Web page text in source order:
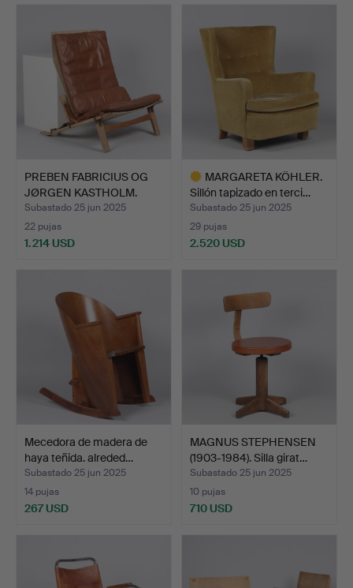
PREBEN FABRICIUS OG
JØRGEN KASTHOLM.
Silló…
Subastado 25 jun 2025
22 pujas
1.214 USD
MARGARETA KÖHLER.
Sillón tapizado en terci…
Subastado 25 jun 2025
29 pujas
2.520 USD
Mecedora de madera de
haya teñida. alreded…
Subastado 25 jun 2025
14 pujas
267 USD
MAGNUS STEPHENSEN
(1903-1984). Silla girat…
Subastado 25 jun 2025
10 pujas
710 USD